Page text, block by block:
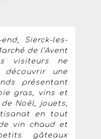
Sierck-les-
de l’Avent
visiteurs ne
découvrir une
présentant
gras, vins et
Noël, jouets,
en tout
vin chaud et
gâteaux